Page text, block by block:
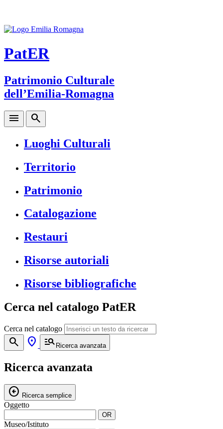
PatER
Patrimonio Culturale
dell’Emilia-Romagna
menu search
Luoghi Culturali
Territorio
Patrimonio
Catalogazione
Restauri
Risorse autoriali
Risorse bibliografiche
Cerca nel catalogo PatER
Cerca nel catalogo
search location_on manage_search Ricerca avanzata
Ricerca avanzata
arrow_circle_left Ricerca semplice
Oggetto
OR
Museo/Istituto